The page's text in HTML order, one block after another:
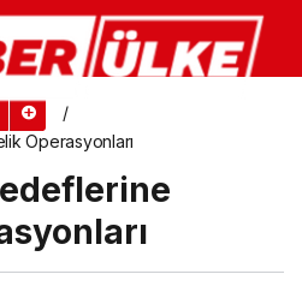
Operasyonları
ve Erken Seçim Olasılığı